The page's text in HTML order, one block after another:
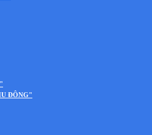
ĐÔNG"